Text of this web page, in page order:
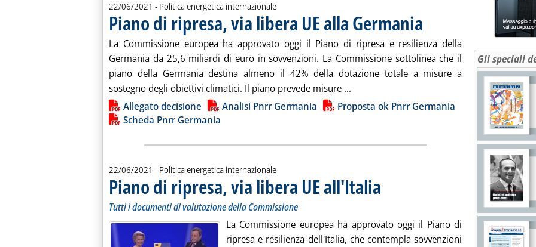
22/06/2021 - Politica energetica internazionale
Piano di ripresa, via libera UE alla Germania . Pubblicata martedì 22 giugno 2021
La Commissione europea ha approvato oggi il Piano di ripresa e resilienza della
Germania da 25,6 miliardi di euro in sovvenzioni. La Commissione sottolinea che il
piano della Germania destina almeno il 42% della dotazione totale a misure a
sostegno degli obiettivi climatici. Il piano prevede misure ... Leggi tutta la notizia: 'Piano di ripresa,
Lista allegati PDF alla notizia
Allegato decisione Analisi Pnrr Germania
Proposta ok Pnrr Germania
Scheda Pnrr Germania
22/06/2021 - Politica energetica internazionale
Piano di ripresa, via libera UE all'Italia . Sottotitolo: Tutti i documenti di valutazione della
. Pubblicata martedì 22 giugno 2021 alle 17.43.
Tutti i documenti di valutazione della Commissione
La Commissione europea ha approvato oggi il Piano di
ripresa e resilienza dell'Italia, che contempla sovvenzioni
Gli speciali